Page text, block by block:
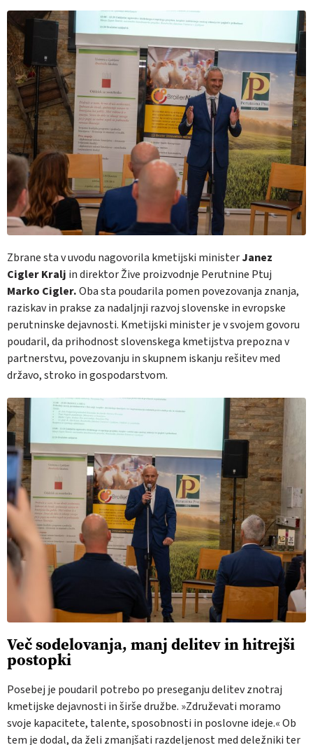
Zbrane sta v uvodu nagovorila kmetijski ministerJanez
Cigler Kralj in direktor Žive proizvodnje Perutnine Ptuj
Marko Cigler.Oba sta poudarila pomen povezovanja znanja,
raziskav in prakse za nadaljnji razvoj slovenske in evropske
perutninske dejavnosti. Kmetijski minister je v svojem govoru
poudaril, da prihodnost slovenskega kmetijstva prepozna v
partnerstvu, povezovanju in skupnem iskanju rešitev med
državo, stroko in gospodarstvom.
Več sodelovanja, manj delitev in hitrejši
postopki
Posebej je poudaril potrebo po preseganju delitev znotraj
kmetijske dejavnosti in širše družbe. »Združevati moramo
svoje kapacitete, talente, sposobnosti in poslovne ideje.« Ob
tem je dodal, da želi zmanjšati razdeljenost med deležniki ter